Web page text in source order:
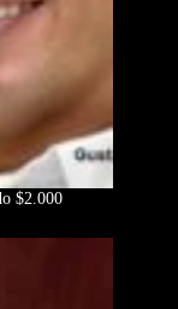
$2.000